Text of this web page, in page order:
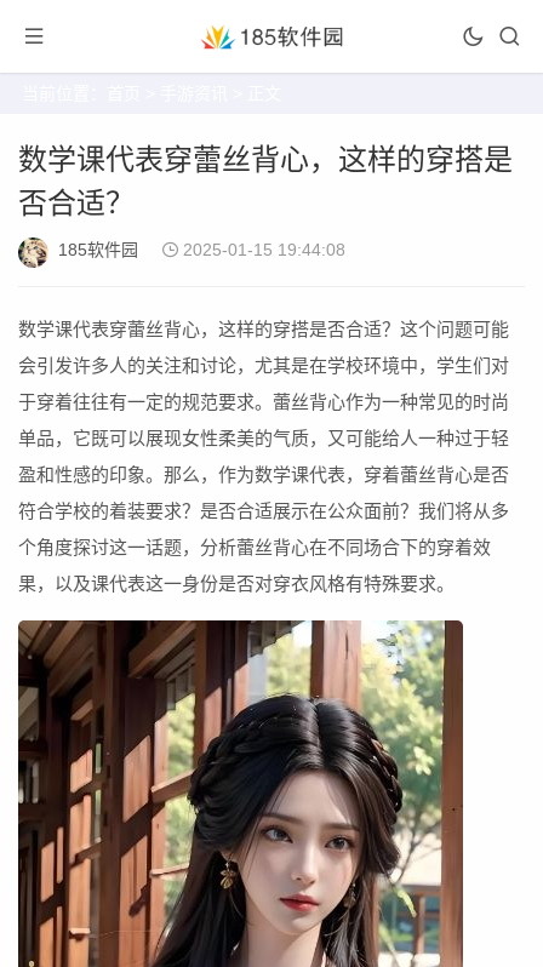
数学课代表穿蕾丝背心，这样的穿搭是
否合适？
185软件园 2025-01-15 19:44:08
数学课代表穿蕾丝背心，这样的穿搭是否合适？这个问题可能
会引发许多人的关注和讨论，尤其是在学校环境中，学生们对
于穿着往往有一定的规范要求。蕾丝背心作为一种常见的时尚
单品，它既可以展现女性柔美的气质，又可能给人一种过于轻
盈和性感的印象。那么，作为数学课代表，穿着蕾丝背心是否
符合学校的着装要求？是否合适展示在公众面前？我们将从多
个角度探讨这一话题，分析蕾丝背心在不同场合下的穿着效
果，以及课代表这一身份是否对穿衣风格有特殊要求。